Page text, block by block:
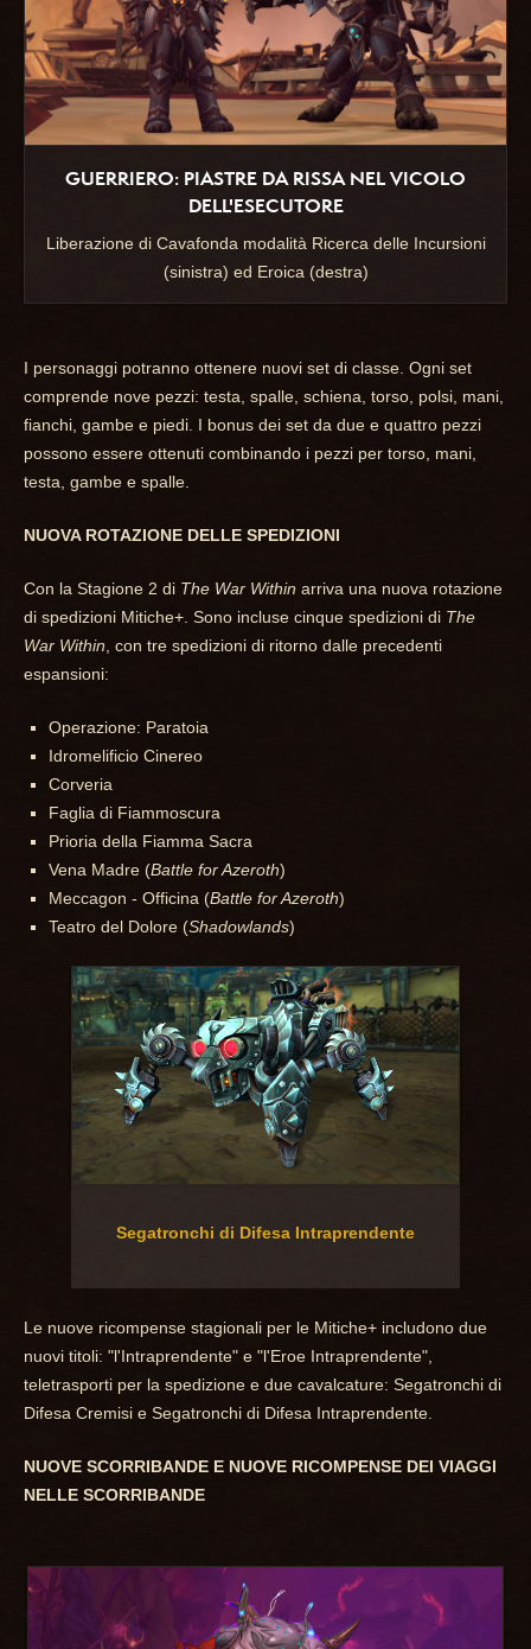
GUERRIERO: PIASTRE DA RISSA NEL VICOLO
DELL'ESECUTORE
Liberazione di Cavafonda modalità Ricerca delle Incursioni
(sinistra) ed Eroica (destra)
I personaggi potranno ottenere nuovi set di classe. Ogni set
comprende nove pezzi: testa, spalle, schiena, torso, polsi, mani,
fianchi, gambe e piedi. I bonus dei set da due e quattro pezzi
possono essere ottenuti combinando i pezzi per torso, mani,
testa, gambe e spalle.
NUOVA ROTAZIONE DELLE SPEDIZIONI
Con la Stagione 2 di The War Within arriva una nuova rotazione
di spedizioni Mitiche+. Sono incluse cinque spedizioni di The
War Within , con tre spedizioni di ritorno dalle precedenti
espansioni:
Operazione: Paratoia
Idromelificio Cinereo
Corveria
Faglia di Fiammoscura
Prioria della Fiamma Sacra
Vena Madre (Battle for Azeroth)
Meccagon - Officina (Battle for Azeroth)
Teatro del Dolore (Shadowlands)
Segatronchi di Difesa Intraprendente
Le nuove ricompense stagionali per le Mitiche+ includono due
nuovi titoli: "l'Intraprendente" e "l'Eroe Intraprendente",
teletrasporti per la spedizione e due cavalcature: Segatronchi di
Difesa Cremisi e Segatronchi di Difesa Intraprendente.
NUOVE SCORRIBANDE E NUOVE RICOMPENSE DEI VIAGGI
NELLE SCORRIBANDE